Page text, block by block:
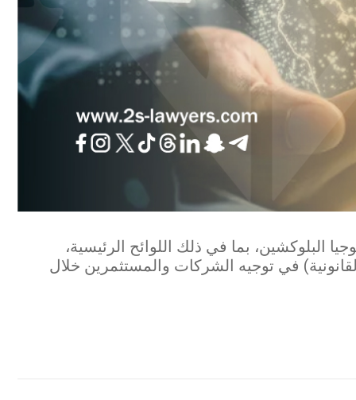
البلوكشين، بما في ذلك اللوائح الرئيسية،
في توجيه الشركات والمستثمرين خلال